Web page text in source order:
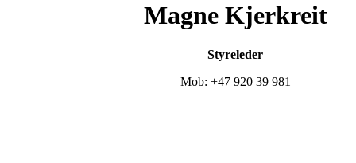
Magne Kjerkreit
Styreleder
Mob: +47 920 39 981